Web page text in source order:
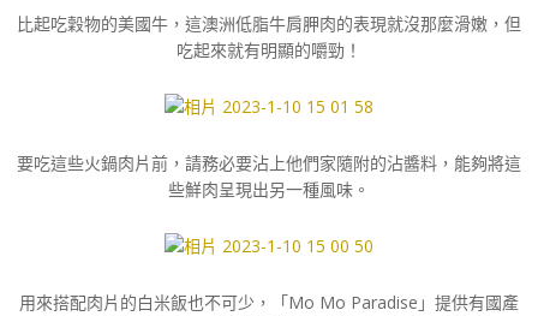
比起吃穀物的美國牛，這澳洲低脂牛肩胛肉的表現就沒那麼滑嫩，但
吃起來就有明顯的嚼勁！
要吃這些火鍋肉片前，請務必要沾上他們家隨附的沾醬料，能夠將這
些鮮肉呈現出另一種風味。
用來搭配肉片的白米飯也不可少，「Mo Mo Paradise」提供有國產